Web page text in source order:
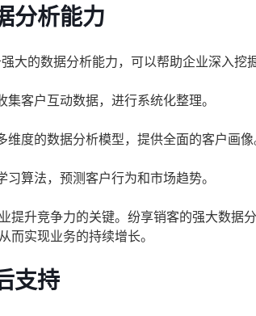
分析能力
大的数据分析能力，可以帮助企业深入挖
集客户互动数据，进行系统化整理。
维度的数据分析模型，提供全面的客户画像
习算法，预测客户行为和市场趋势。
提升竞争力的关键。纷享销客的强大数据
而实现业务的持续增长。
支持